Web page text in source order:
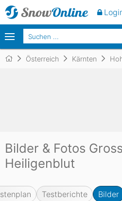
Österreich Kärnten
Bilder & Fotos
Heiligenblut
Testberichte Bilder